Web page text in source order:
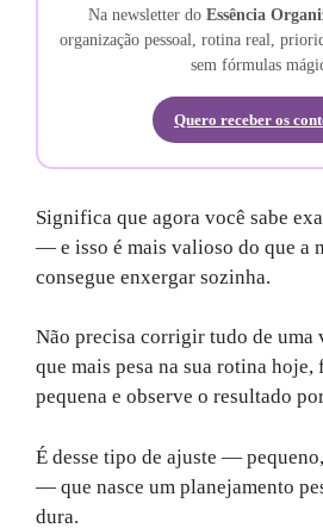
Na newsletter do Essência
organização pessoal, rotina real,
sem fórmulas
Quero receber os
Significa que agora você sabe
— e isso é mais valioso do que a
consegue enxergar sozinha.
Não precisa corrigir tudo de uma
que mais pesa na sua rotina hoje,
pequena e observe o resultado
É desse tipo de ajuste —
— que nasce um planejamento
dura.